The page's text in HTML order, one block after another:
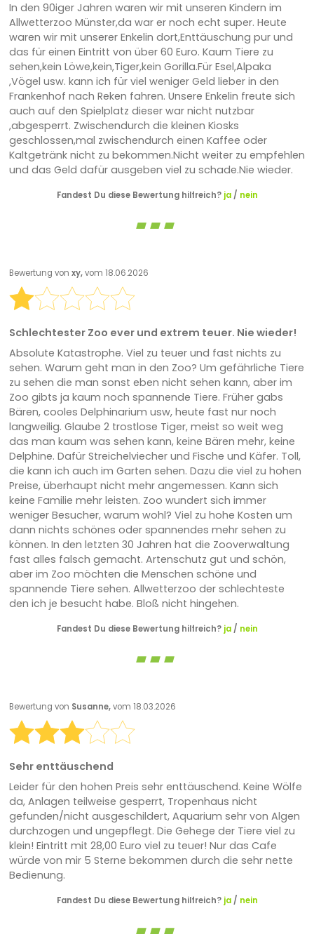
In den 90iger Jahren waren wir mit unseren Kindern im
Allwetterzoo Münster,da war er noch echt super. Heute
waren wir mit unserer Enkelin dort,Enttäuschung pur und
das für einen Eintritt von über 60 Euro. Kaum Tiere zu
sehen,kein Löwe,kein,Tiger,kein Gorilla.Für Esel,Alpaka
,Vögel usw. kann ich für viel weniger Geld lieber in den
Frankenhof nach Reken fahren. Unsere Enkelin freute sich
auch auf den Spielplatz dieser war nicht nutzbar
,abgesperrt. Zwischendurch die kleinen Kiosks
geschlossen,mal zwischendurch einen Kaffee oder
Kaltgetränk nicht zu bekommen.Nicht weiter zu empfehlen
und das Geld dafür ausgeben viel zu schade.Nie wieder.
Fandest Du diese Bewertung hilfreich? ja/ nein
Bewertung von xy,vom 18.06.2026
Schlechtester Zoo ever und extrem teuer. Nie wieder!
Absolute Katastrophe. Viel zu teuer und fast nichts zu
sehen. Warum geht man in den Zoo? Um gefährliche Tiere
zu sehen die man sonst eben nicht sehen kann, aber im
Zoo gibts ja kaum noch spannende Tiere. Früher gabs
Bären, cooles Delphinarium usw, heute fast nur noch
langweilig. Glaube 2 trostlose Tiger, meist so weit weg
das man kaum was sehen kann, keine Bären mehr, keine
Delphine. Dafür Streichelviecher und Fische und Käfer. Toll,
die kann ich auch im Garten sehen. Dazu die viel zu hohen
Preise, überhaupt nicht mehr angemessen. Kann sich
keine Familie mehr leisten. Zoo wundert sich immer
weniger Besucher, warum wohl? Viel zu hohe Kosten um
dann nichts schönes oder spannendes mehr sehen zu
können. In den letzten 30 Jahren hat die Zooverwaltung
fast alles falsch gemacht. Artenschutz gut und schön,
aber im Zoo möchten die Menschen schöne und
spannende Tiere sehen. Allwetterzoo der schlechteste
den ich je besucht habe. Bloß nicht hingehen.
Fandest Du diese Bewertung hilfreich? ja/ nein
Bewertung von Susanne,vom 18.03.2026
Sehr enttäuschend
Leider für den hohen Preis sehr enttäuschend. Keine Wölfe
da, Anlagen teilweise gesperrt, Tropenhaus nicht
gefunden/nicht ausgeschildert, Aquarium sehr von Algen
durchzogen und ungepflegt. Die Gehege der Tiere viel zu
klein! Eintritt mit 28,00 Euro viel zu teuer! Nur das Cafe
würde von mir 5 Sterne bekommen durch die sehr nette
Bedienung.
Fandest Du diese Bewertung hilfreich? ja/ nein